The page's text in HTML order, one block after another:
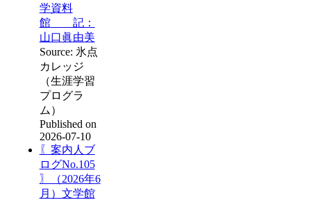
学資料
館 記：
山口眞由美
Source: 氷点
カレッジ
（生涯学習
プログラ
ム）
Published on
2026-07-10
〖案内人ブ
ログNo.105
〗（2026年6
月）文学館